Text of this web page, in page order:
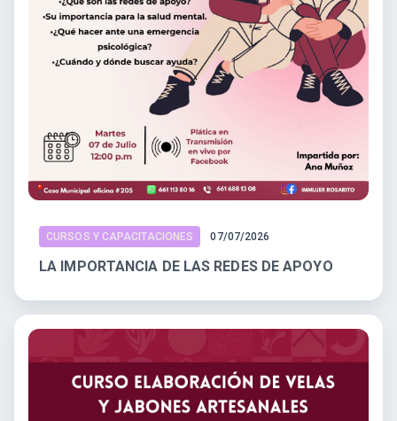
CURSOS Y CAPACITACIONES 07/07/2026
LA IMPORTANCIA DE LAS REDES DE APOYO